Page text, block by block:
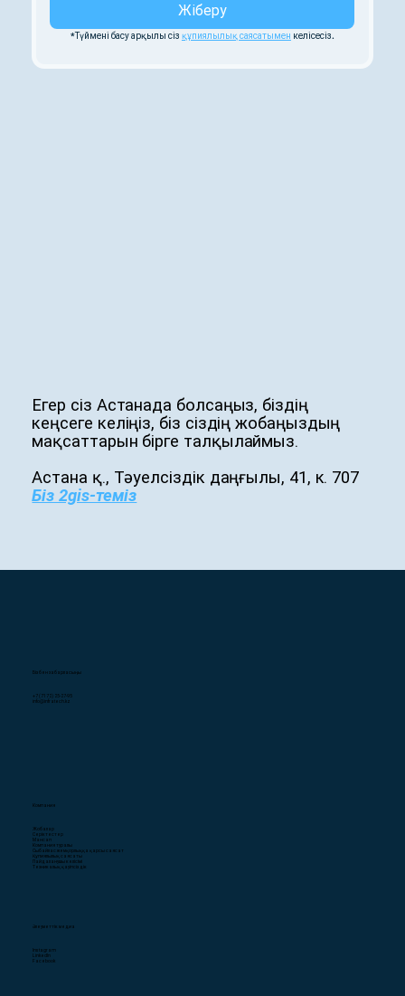
Жіберу
*Түймені басу арқылы сіз құпиялылық саясатымен келісесіз.
Егер сіз Астанада болсаңыз, біздің
кеңсеге келіңіз, біз сіздің жобаңыздың
мақсаттарын бірге талқылаймыз.
Астана қ., Тәуелсіздік даңғылы, 41, к. 707
Біз 2gis-теміз
Бізбен хабарласыңы
+7 (7172) 25-27-95
info@infratech.kz
Компания
Жобалар
Серіктестер
Мансап
Компания туралы
Сыбайлас жемқорлыққа қарсы саясат
Құпиялылық саясаты
Пайдаланушы келісімі
Техникалық қауіпсіздік
Әлеуметтік медиа
Instagram
LinkedIn
Facebook